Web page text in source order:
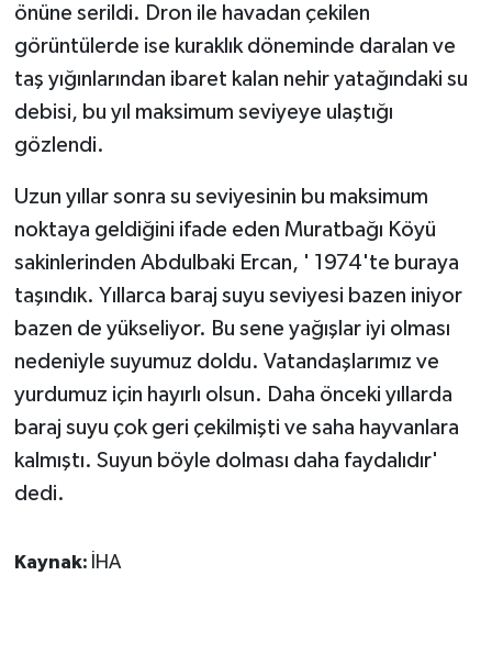
önüne serildi. Dron ile havadan çekilen
görüntülerde ise kuraklık döneminde daralan ve
taş yığınlarından ibaret kalan nehir yatağındaki su
debisi, bu yıl maksimum seviyeye ulaştığı
gözlendi.
Uzun yıllar sonra su seviyesinin bu maksimum
noktaya geldiğini ifade eden Muratbağı Köyü
sakinlerinden Abdulbaki Ercan, ' 1974'te buraya
taşındık. Yıllarca baraj suyu seviyesi bazen iniyor
bazen de yükseliyor. Bu sene yağışlar iyi olması
nedeniyle suyumuz doldu. Vatandaşlarımız ve
yurdumuz için hayırlı olsun. Daha önceki yıllarda
baraj suyu çok geri çekilmişti ve saha hayvanlara
kalmıştı. Suyun böyle dolması daha faydalıdır'
dedi.
Kaynak: İHA
SİYASET
SPOR HABERLERİ
Turizm
YAŞAM
YEREL